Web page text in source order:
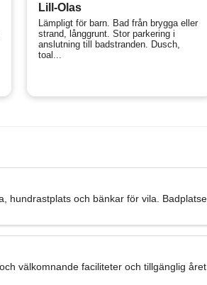
Lill-Olas
Lämpligt för barn. Bad från brygga eller
strand, långgrunt. Stor parkering i
anslutning till badstranden. Dusch,
toal...
och bänkar för vila.
välkomnande faciliteter och tillgänglig